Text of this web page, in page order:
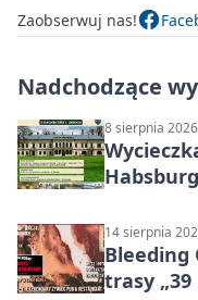
Zaobserwuj nas!
Nadchodzące
8 sierpnia
14 sierpnia
Bleeding
trasy „39